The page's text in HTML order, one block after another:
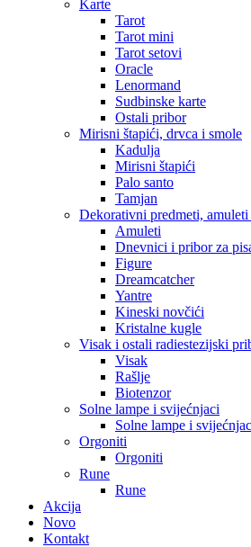
Karte
Tarot
Tarot mini
Tarot setovi
Oracle
Lenormand
Sudbinske karte
Ostali pribor
Mirisni štapići, drvca i smole
Kadulja
Mirisni štapići
Palo santo
Tamjan
Dekorativni predmeti, amuleti
Amuleti
Dnevnici i pribor za
Figure
Dreamcatcher
Yantre
Kineski novčići
Kristalne kugle
Visak i ostali radiestezijski
Visak
Rašlje
Biotenzor
Solne lampe i svijećnjaci
Solne lampe i
Orgoniti
Orgoniti
Rune
Rune
Akcija
Novo
Kontakt